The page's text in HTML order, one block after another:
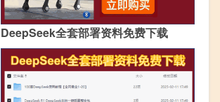
DeepSeek全套部署资料免费下载